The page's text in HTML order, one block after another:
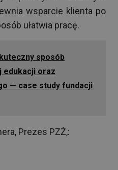
wsparcie klienta po
ułatwia pracę.
sposób
edukacji oraz
— case study fundacji
Prezes PZŻ,: